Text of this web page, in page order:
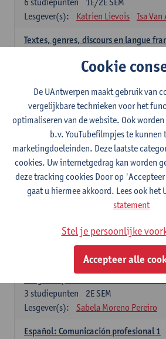
Lesgever(s):
Katrien Lievois Isa Van
Textes, genres, discours en langue
Kris Peeters
Spaans: verplichte
Gramática española 1
1E SEM
studiepunten
Lesgever(s):
Anne Verhaert
Gramática española 2
2E SEM
3studiepunten
Anne Verhaert
Lengua española: Destrezas básicas
Sabela Moreno Pereiro
2E SEM
3 studiepunten
Lesgever(s):
Sabela Moreno Pereiro
Español: Comunicación profesional 1
Cookie
De UAntwerpen maakt gebruik van
vergelijkbare technieken voor het
optimaliseren van de website. Ook
b.v. YouTubefilmpjes te kunnen
marketingdoeleinden. Deze laatste
cookies. Uw internetgedrag kan worden
deze tracking cookies Door op
gaat u hiermee akkoord. Lees ook het
statement
Stel je persoonlijke
Accepteer alle